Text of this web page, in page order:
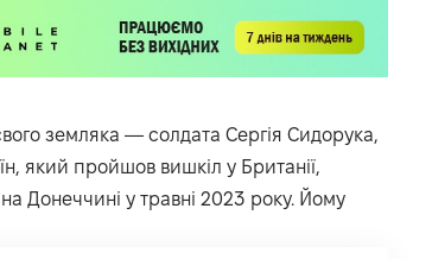
земляка — солдата Сергія Сидорука,
який пройшов вишкіл у Британії,
Донеччині у травні 2023 року. Йому